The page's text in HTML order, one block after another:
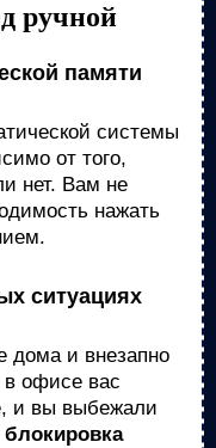
ручной
памяти
системы
от того,
нет. Вам не
нажать
ситуациях
дома и внезапно
офисе вас
и вы выбежали